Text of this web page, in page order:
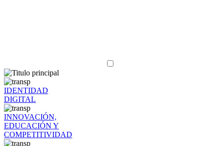
IDENTIDAD
DIGITAL
INNOVACIÓN,
EDUCACIÓN Y
COMPETITIVIDAD